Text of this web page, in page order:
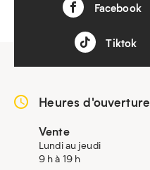
Facebook
Tiktok
Heures d'ouverture
Vente
Lundi au jeudi
9 h à 19 h